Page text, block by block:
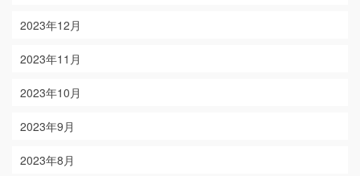
2023年12月
2023年11月
2023年10月
2023年9月
2023年8月